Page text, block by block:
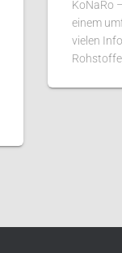
KoNaRo
einem
vielen